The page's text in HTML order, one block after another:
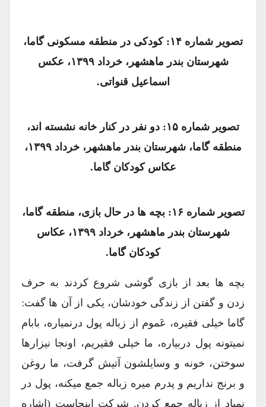
تصویر شماره ۱۴: کودکی در منطقه مسکونی گاما،
شهرستان بندر ماهشهر، خرداد ۱۳۹۹، عکس
اسماعیل قنواتی.
تصویر شماره ۱۵: دو نفر در کنار خانه نشسته اند،
منطقه گاما، شهرستان بندر ماهشهر، خرداد ۱۳۹۹،
عکاس کودکان گاما.
تصویر شماره ۱۶: بچه ها در حال بازی، منطقه گاما،
شهرستان بندر ماهشهر، خرداد ۱۳۹۹، عکاس
کودکان گاما.
بچه ها بعد از بازی گوشی شروع کردند به حرف
زدن و گفتن از زندگی خودشان، یکی از آن ها گفت:
گاما خیلی فقیره، عَموم از زباله پول درنمیاره، بابام
نمیتونه پول دربیاره، ما خیلی فقیریم، اونجا نیزارها
سوختن، خونه و وسایلشون آتیش گرفت، ما روغن
و برنج نداریم و پدرم میره زباله جمع میکنه، پول در
نمیاد از زباله جمع کردن. شرکت اینجاست (اشاره